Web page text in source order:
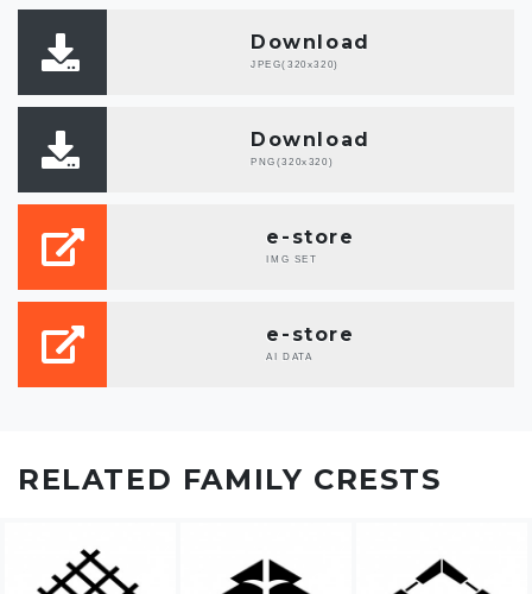
Download
JPEG(320x320)
Download
PNG(320x320)
e-store
IMG SET
e-store
AI DATA
RELATED FAMILY CRESTS